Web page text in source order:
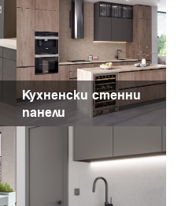
Кухненски стенни
панели